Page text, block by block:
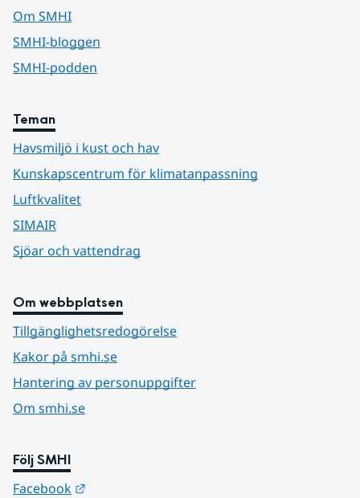
Om SMHI
SMHI-bloggen
SMHI-podden
Teman
Havsmiljö i kust och hav
Kunskapscentrum för klimatanpassning
Luftkvalitet
SIMAIR
Sjöar och vattendrag
Om webbplatsen
Tillgänglighetsredogörelse
Kakor på smhi.se
Hantering av personuppgifter
Om smhi.se
Följ SMHI
Facebook